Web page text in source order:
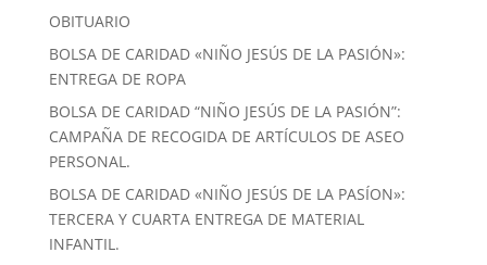
OBITUARIO
BOLSA DE CARIDAD «NIÑO JESÚS DE LA PASIÓN»:
ENTREGA DE ROPA
BOLSA DE CARIDAD “NIÑO JESÚS DE LA PASIÓN”:
CAMPAÑA DE RECOGIDA DE ARTÍCULOS DE ASEO
PERSONAL.
BOLSA DE CARIDAD «NIÑO JESÚS DE LA PASÍON»:
TERCERA Y CUARTA ENTREGA DE MATERIAL
INFANTIL.